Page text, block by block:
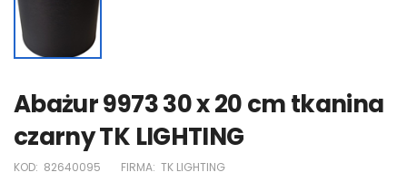
Abażur 9973 30 x 20 cm tkanina
czarny TK LIGHTING
KOD: 82640095 FIRMA: TK LIGHTING